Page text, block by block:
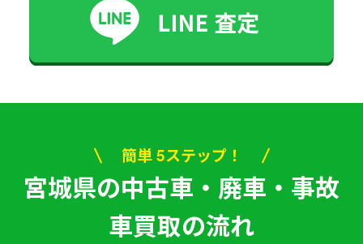
簡単 5ステップ！
宮城県の中古車・廃車・事故
車買取の流れ